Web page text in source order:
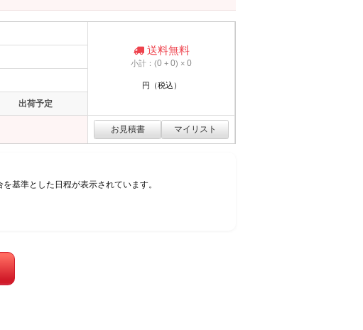
出荷予定
送料無料
小計：(0 +0) ×0
円（税込）
基準とした日程が表示されています。